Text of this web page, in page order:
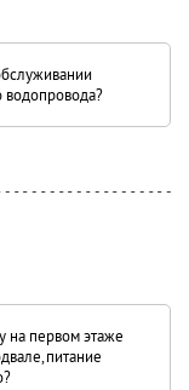
водопровода?
на первом этаже